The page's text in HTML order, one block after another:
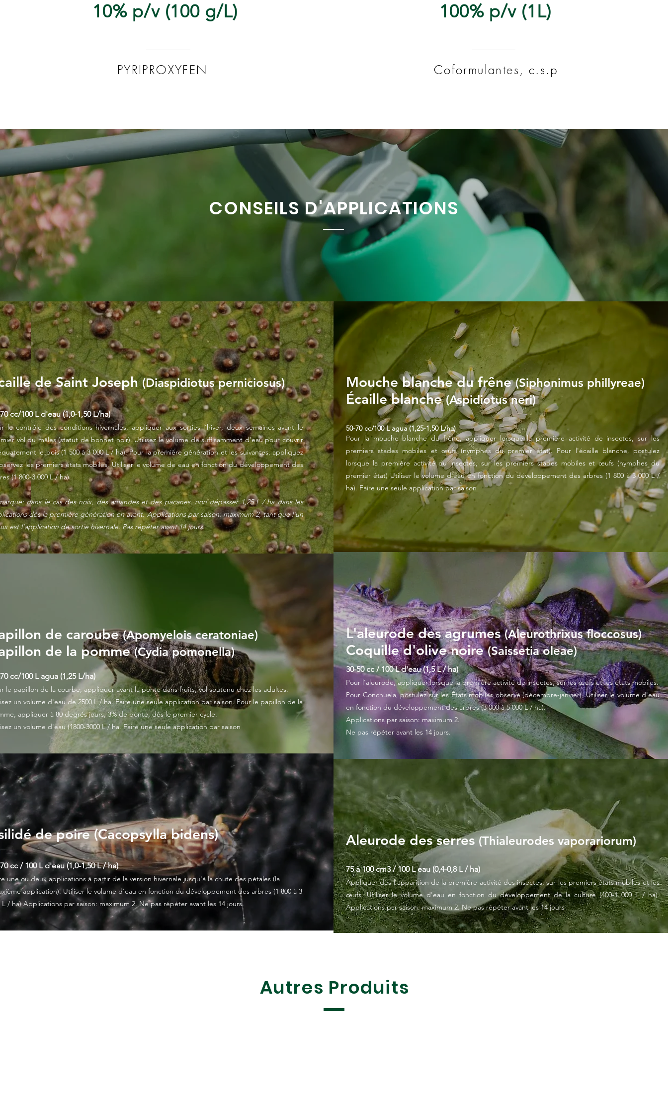
10% p/v (100 g/L)
PYRIPROXYFEN
100% p/v (1L)
Coformulantes, c.s.p
CONSEILS D'APPLICATIONS
de Saint Joseph(Diaspidiotus perniciosus)
cc/100 L d'eau (1,0-1,50 L/ha)
le contrôle des conditions hivernales, appliquer aux sorties l'hiver, deux semaines avant le
vol du mâles (statut de bonnet noir). Utilisez le volume de suffisamment d'eau pour couvrir
le bois (1 500 à 3 000 L / ha). Pour la première génération et les suivantes, appliquez
les premiers états mobiles. Utiliser le volume de eau en fonction du développement des
(1 800-3 000 L / ha).
dans le cas des noix, des amandes et des pacanes, non dépasser 1,25 L / ha dans les
dès la première génération en avant. Applications par saison: maximum 2, tant que l'un
est l'application de sortie hivernale. Pas répéter avant 14 jours.
de caroube(Apomyelois ceratoniae)
de la pomme(Cydia pomonella)
cc/100 L agua (1,25 L/ha)
le papillon de la courbe; appliquer avant la ponte dans fruits, vol soutenu chez les adultes.
un volume d'eau de 2500 L / ha. Faire une seule application par saison. Pour le papillon de la
appliquer à 80 degrés jours, 3% de ponte, dès le premier cycle.
un volume d'eau (1800-3000 L / ha. Faire une seule application par saison
de poire (Cacopsylla bidens)
cc / 100 L d'eau (1,0-1,50 L / ha)
une ou deux applications à partir de la version hivernale jusqu'à la chute des pétales (la
application). Utiliser le volume d'eau en fonction du développement des arbres (1 800 à 3
L / ha) Applications par saison: maximum 2. Ne pas répéter avant les 14 jours.
Mouche blanche du frêne(Siphonimus phillyreae)
Écaille blanche(Aspidiotus neri)
50-70 cc/100 L agua (1,25-1,50 L/ha)
Pour la mouche blanche du frêne, appliquer lorsque la première activité de insectes, sur les
premiers stades mobiles et œufs (nymphes du premier état). Pour l'écaille blanche, postulez
lorsque la première activité du insectes, sur les premiers stades mobiles et œufs (nymphes du
premier état) Utiliser le volume d'eau en fonction du développement des arbres (1 800 à 3 000 L /
ha). Faire une seule application par saison
L'aleurode des agrumes(Aleurothrixus floccosus)
Coquille d'olive noire(Saissetia oleae)
30-50 cc / 100 L d'eau (1,5 L / ha)
Pour l'aleurode, appliquer lorsque la première activité de insectes, sur les œufs et les états mobiles.
Pour Conchuela, postulez sur les États mobiles observé (décembre-janvier). Utiliser le volume d'eau
en fonction du développement des arbres (3 000 à 5 000 L / ha).
Applications par saison: maximum 2.
Ne pas répéter avant les 14 jours.
Aleurode des serres (Thialeurodes vaporariorum)
75 à 100 cm3 / 100 L eau (0,4-0,8 L / ha)
Appliquer dès l'apparition de la première activité des insectes, sur les premiers états mobiles et les
œufs. Utiliser le volume d'eau en fonction du développement de la culture (400-1 000 L / ha).
Applications par saison: maximum 2. Ne pas répéter avant les 14 jours
Autres Produits